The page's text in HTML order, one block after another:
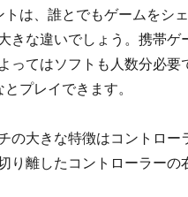
トは、誰とでもゲームをシ
きな違いでしょう。携帯
ってはソフトも人数分必
プレイできます。
の大きな特徴はコントロ
り離したコントローラー